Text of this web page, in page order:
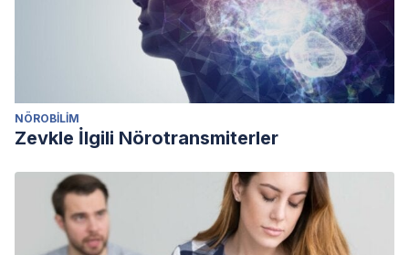
NÖROBILIM
Zevkle İlgili Nörotransmiterler